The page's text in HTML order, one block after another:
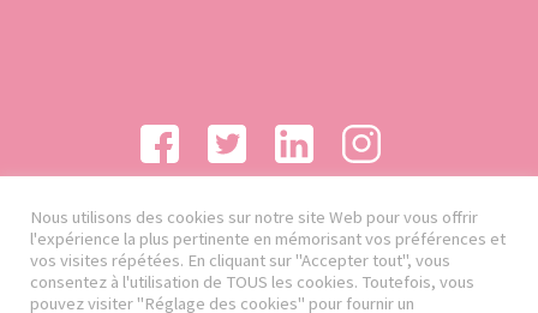
Nous utilisons des cookies sur notre site Web pour vous offrir
l'expérience la plus pertinente en mémorisant vos préférences et
vos visites répétées. En cliquant sur "Accepter tout", vous
consentez à l'utilisation de TOUS les cookies. Toutefois, vous
pouvez visiter "Réglage des cookies" pour fournir un